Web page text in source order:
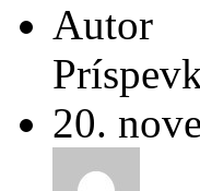
Autor
20.